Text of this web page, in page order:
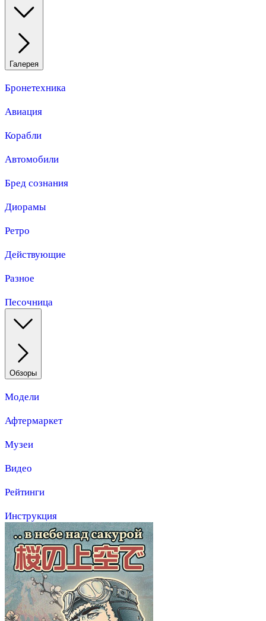
Галерея
Бронетехника
Авиация
Корабли
Автомобили
Бред сознания
Диорамы
Ретро
Действующие
Разное
Песочница
Обзоры
Модели
Афтермаркет
Музеи
Видео
Рейтинги
Инструкция